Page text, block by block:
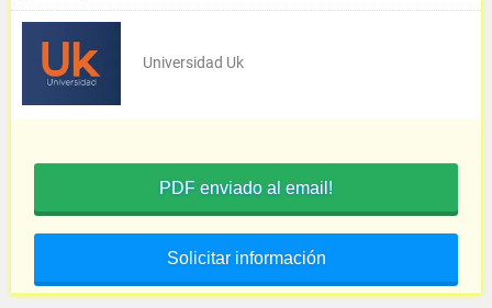
Universidad Uk
PDF enviado al email!
Solicitar información